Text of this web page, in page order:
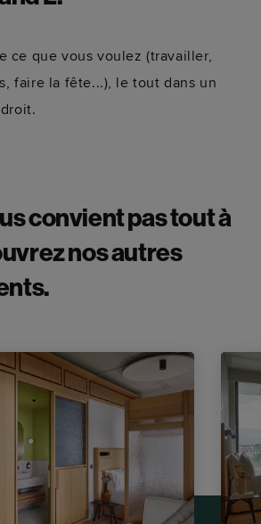
ce que vous voulez (travailler,
faire la fête...), le tout dans un
convient pas tout à
nos autres